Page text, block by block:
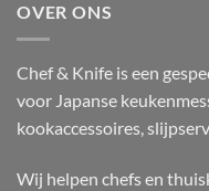
OVER ONS
Chef & Knife is een
voor Japanse
kookaccessoires,
Wij helpen chefs en